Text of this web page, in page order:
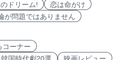
ドリーム!
恋は命がけ
が問題ではありません
コーナー